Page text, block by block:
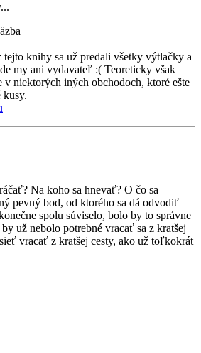
tejto knihy sa už predali všetky výtlačky a
my ani vydavateľ :( Teoreticky však
v niektorých iných obchodoch, ktoré ešte
kusy.
Na koho sa hnevať? O čo sa
pevný bod, od ktorého sa dá odvodiť
spolu súviselo, bolo by to správne
už nebolo potrebné vracať sa z kratšej
vracať z kratšej cesty, ako už toľkokrát